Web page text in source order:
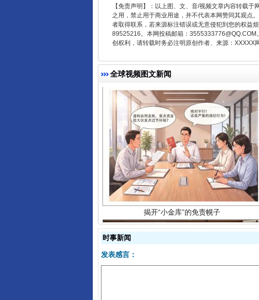
【免责声明】：以上图、文、音/视频文章内容转载
之用，禁止用于商业用途，并不代表本网赞同其观点
者取得联系，若来源标注错误或无意侵犯到您的权益
89525216。本网投稿邮箱：
创权利，请转载时务必注明原创作者、来源：XXXXX网
全球视频图文新闻
千年窑火 生生不息
揭开“小金库”的免责幌子
时事新闻
发表感言：